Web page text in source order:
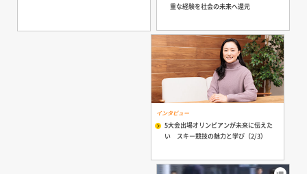
重な経験を社会の未来へ還元
インタビュー
5大会出場オリンピアンが未来に伝えた
い スキー競技の魅力と学び（2/3）